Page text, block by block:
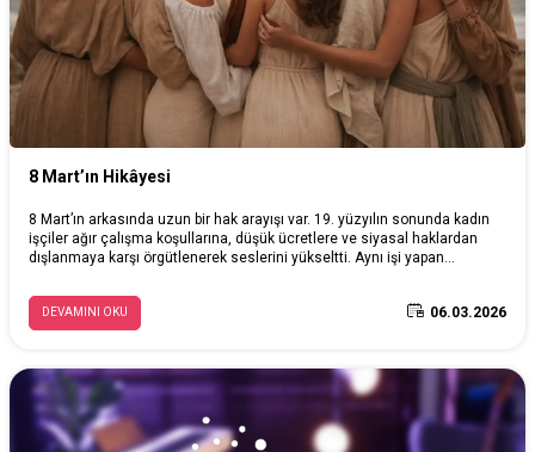
8 Mart’ın Hikâyesi
8 Mart’ın arkasında uzun bir hak arayışı var. 19. yüzyılın sonunda kadın
işçiler ağır çalışma koşullarına, düşük ücretlere ve siyasal haklardan
dışlanmaya karşı örgütlenerek seslerini yükseltti. Aynı işi yapan
büyüdü. 1910’da Kopenhag’da düzenlenen Uluslararası Sosyalist
Kadınlar Konferansı’nda Clara Zetkin’in önerisiyle 8 Mart uluslararası bir
gün olarak kabul edildi; kısa sürede dünyanın birçok yerinde hatırlanan
DEVAMINI OKU 06.03.2026